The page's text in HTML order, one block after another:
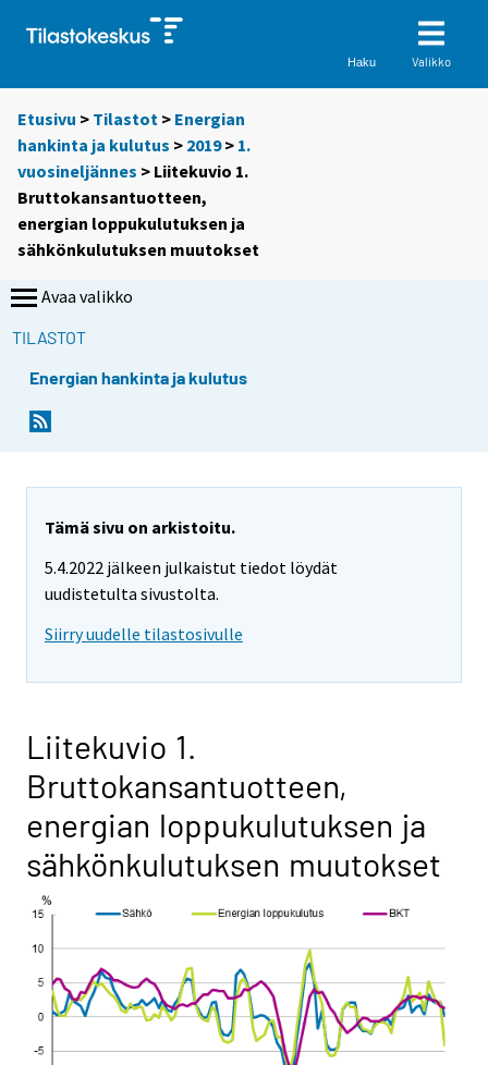
Haku Valikko
Etusivu > Tilastot > Energian
hankinta ja kulutus > 2019> 1.
vuosineljännes > Liitekuvio 1.
Bruttokansantuotteen,
energian loppukulutuksen ja
sähkönkulutuksen muutokset
Avaa valikko
TILASTOT
Energian hankinta ja kulutus
Tämä sivu on arkistoitu.
5.4.2022 jälkeen julkaistut tiedot löydät
uudistetulta sivustolta.
Siirry uudelle tilastosivulle
Liitekuvio 1.
Bruttokansantuotteen,
energian loppukulutuksen ja
sähkönkulutuksen muutokset